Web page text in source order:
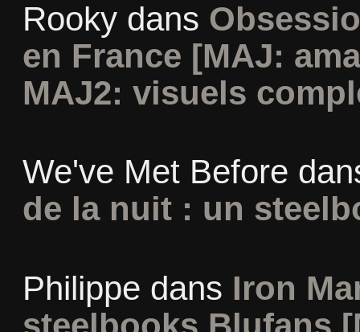
Rookydans
en France [MAJ:
MAJ2: visuels
We've Met Before
de la nuit : un
Philippe dans Iron